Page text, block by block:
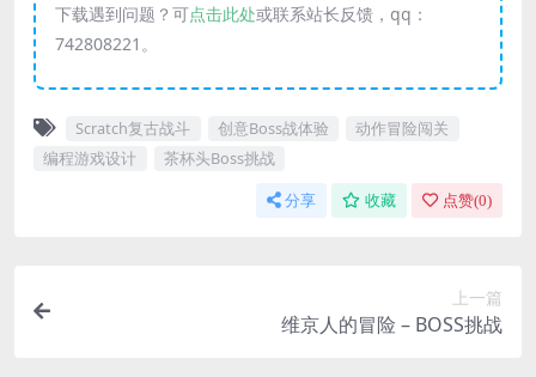
下载遇到问题？可点击此处或联系站长反馈，qq：
742808221。
Scratch复古战斗 创意Boss战体验
动作冒险闯关
编程游戏设计
茶杯头Boss挑战
分享 收藏 点赞(0)
上一篇
维京人的冒险 – BOSS挑战